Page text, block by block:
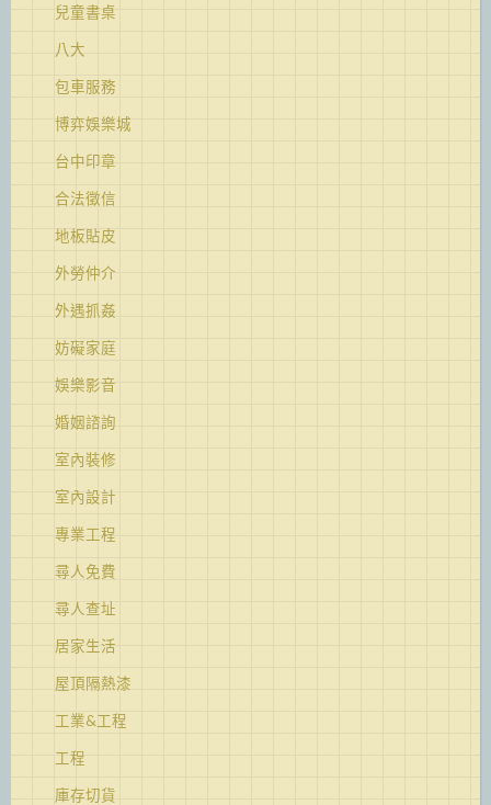
兒童書桌
八大
包車服務
博弈娛樂城
台中印章
合法徵信
地板貼皮
外勞仲介
外遇抓姦
妨礙家庭
娛樂影音
婚姻諮詢
室內裝修
室內設計
專業工程
尋人免費
尋人查址
居家生活
屋頂隔熱漆
工業&工程
工程
庫存切貨